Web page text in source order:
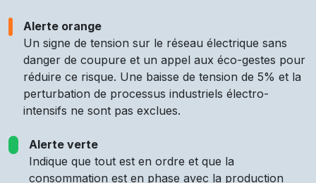
Alerte orange
Un signe de tension sur le réseau électrique sans
danger de coupure et un appel aux éco-gestes pour
réduire ce risque. Une baisse de tension de 5% et la
perturbation de processus industriels électro-
intensifs ne sont pas exclues.
Alerte verte
Indique que tout est en ordre et que la
consommation est en phase avec la production